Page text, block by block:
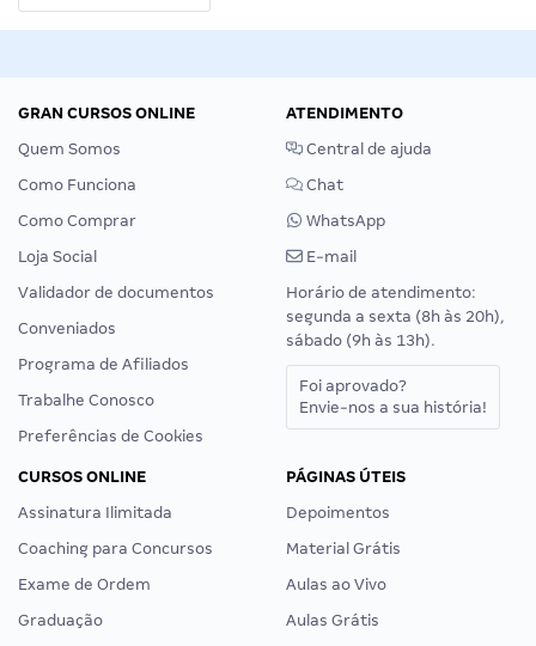
GRAN CURSOS ONLINE
Quem Somos
Como Funciona
Como Comprar
Loja Social
Validador de documentos
Conveniados
Programa de Afiliados
Trabalhe Conosco
Preferências de Cookies
ATENDIMENTO
Central de ajuda
Chat
WhatsApp
E-mail
Horário de atendimento:
segunda a sexta (8h às 20h),
sábado (9h às 13h).
Foi aprovado?
Envie-nos a sua história!
CURSOS ONLINE
Assinatura Ilimitada
Coaching para Concursos
Exame de Ordem
Graduação
PÁGINAS ÚTEIS
Depoimentos
Material Grátis
Aulas ao Vivo
Aulas Grátis